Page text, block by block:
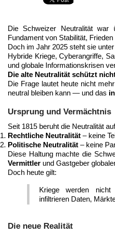
Die Schweizer Neutralität war über zwei Jahrhunderte das
Fundament von Stabilität, Frieden
Doch im Jahr 2025 steht sie
Hybride Kriege, Cyberangriffe,
und globale Informationskrisen
Die alte Neutralität schützt
Die Frage lautet heute nicht mehr
neutral bleiben kann — und das
Ursprung und Vermächtnis
Seit 1815 beruht die Neutralität
Rechtliche Neutralität – keine
Politische Neutralität – keine
Diese Haltung machte die
Vermittler und Gastgeber
Doch heute gilt:
Kriege werden
infiltrieren Daten,
Die neue Realität